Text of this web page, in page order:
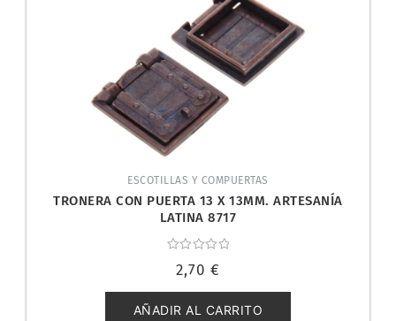
ESCOTILLAS Y COMPUERTAS
TRONERA CON PUERTA 13 X 13MM. ARTESANÍA
LATINA 8717
con
de
5
2,70 €
AÑADIR AL CARRITO